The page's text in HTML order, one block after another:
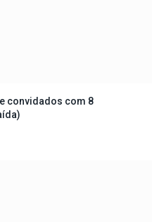
convidados com 8